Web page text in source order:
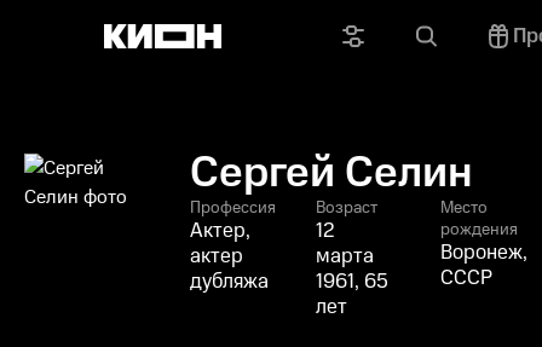
Сергей Селин
Профессия
Актер,
актер
дубляжа
Возраст
12
марта
1961, 65
лет
Место
рождения
Воронеж,
СССР